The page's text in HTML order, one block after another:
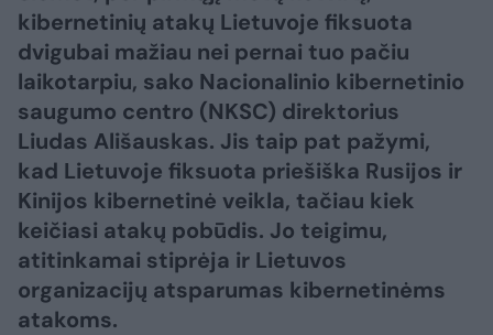
kibernetinių atakų Lietuvoje fiksuota
dvigubai mažiau nei pernai tuo pačiu
laikotarpiu, sako Nacionalinio kibernetinio
saugumo centro (NKSC) direktorius
Liudas Ališauskas. Jis taip pat pažymi,
kad Lietuvoje fiksuota priešiška Rusijos ir
Kinijos kibernetinė veikla, tačiau kiek
keičiasi atakų pobūdis. Jo teigimu,
atitinkamai stiprėja ir Lietuvos
organizacijų atsparumas kibernetinėms
atakoms.